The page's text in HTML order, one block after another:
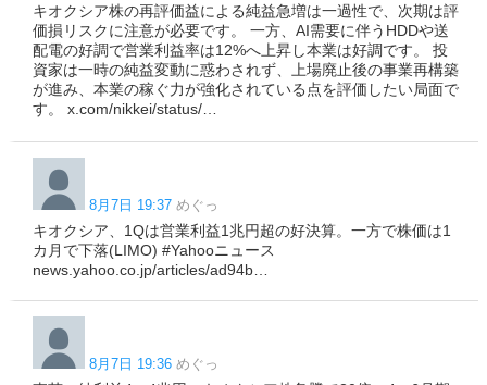
キオクシア株の再評価益による純益急増は一過性で、次期は評
価損リスクに注意が必要です。 一方、AI需要に伴うHDDや送
配電の好調で営業利益率は12%へ上昇し本業は好調です。 投
資家は一時の純益変動に惑わされず、上場廃止後の事業再構築
が進み、本業の稼ぐ力が強化されている点を評価したい局面で
す。 x.com/nikkei/status/…
8月7日 19:37 めぐっ
キオクシア、1Qは営業利益1兆円超の好決算。一方で株価は1
カ月で下落(LIMO) #Yahooニュース
news.yahoo.co.jp/articles/ad94b…
8月7日 19:36 めぐっ